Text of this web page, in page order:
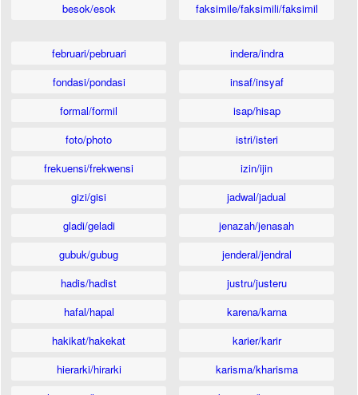
besok/esok
faksimile/faksimili/faksimil
februari/pebruari
fondasi/pondasi
formal/formil
foto/photo
frekuensi/frekwensi
gizi/gisi
gladi/geladi
gubuk/gubug
hadis/hadist
hafal/hapal
hakikat/hakekat
hierarki/hirarki
indera/indra
insaf/insyaf
isap/hisap
istri/isteri
izin/ijin
jadwal/jadual
jenazah/jenasah
jenderal/jendral
justru/justeru
karena/karna
karier/karir
karisma/kharisma